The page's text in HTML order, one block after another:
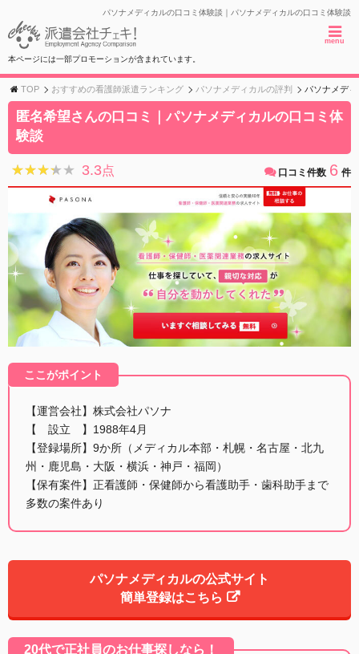
パソナメディカルの口コミ体験談｜パソナメディカルの口コミ体験談
menu
本ページには一部プロモーションが含まれています。
TOP おすすめの看護師派遣ランキング パソナメディカルの評判 パソナメデ
匿名希望さんの口コミ｜パソナメディカルの口コミ体
験談
★★★★★
★★★★★ 3.3点 口コミ件数 6 件
ここがポイント
【運営会社】株式会社パソナ
【 設立 】1988年4月
【登録場所】9か所（メディカル本部・札幌・名古屋・北九
州・鹿児島・大阪・横浜・神戸・福岡）
【保有案件】正看護師・保健師から看護助手・歯科助手まで
多数の案件あり
パソナメディカルの公式サイト
簡単登録はこちら
20代で正社員のお仕事探しなら！